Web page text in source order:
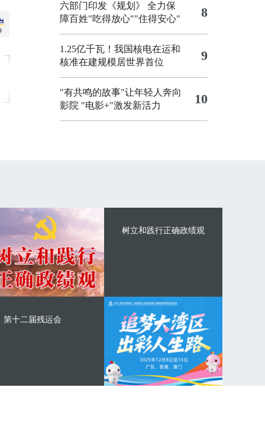
六部门印发《规划》 全力保
障百姓"吃得放心""住得安心"
8
1.25亿千瓦！我国核电在运和
核准在建规模居世界首位
9
"有共鸣的故事"让年轻人奔向
影院 "电影+"激发新活力 10
树立和践行正确政绩观
第十二届残运会